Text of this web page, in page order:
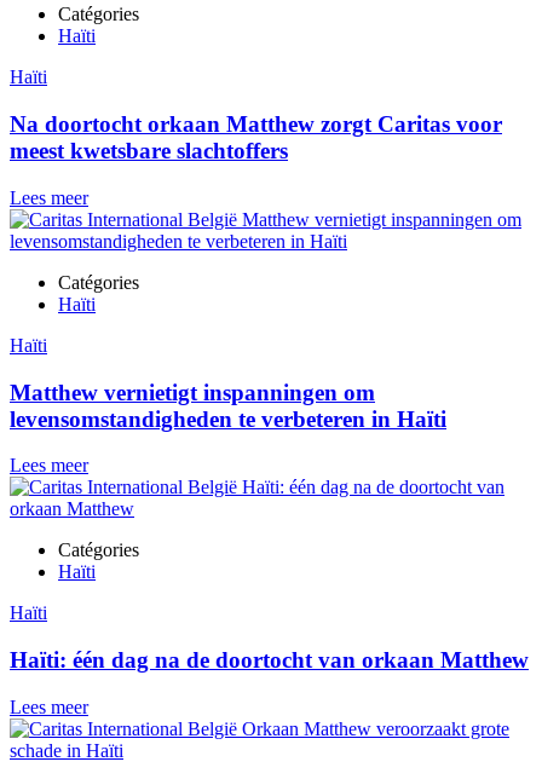
Catégories
Haïti
Haïti
Na doortocht orkaan Matthew zorgt Caritas voor
meest kwetsbare slachtoffers
Lees meer
Catégories
Haïti
Haïti
Matthew vernietigt inspanningen om
levensomstandigheden te verbeteren in Haïti
Lees meer
Catégories
Haïti
Haïti
Haïti: één dag na de doortocht van orkaan Matthew
Lees meer